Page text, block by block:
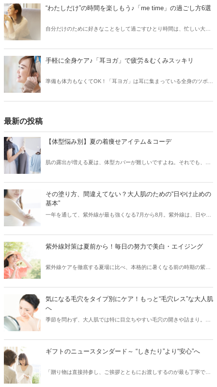
資格・おすすめの資格をご紹介します。
“わたしだけ”の時間を楽しもう♪「me time」の過ごし方6選
自分だけのために好きなことをして過ごすひとり時間は、忙しい大人
タイム）」という言葉をご存じでしょうか？今回は、me timeの概要
と、おすすめのme timeの過ごし方を紹介します。
手軽に全身ケア♪「耳ヨガ」で疲労＆むくみスッキリ
準備も体力もなくてOK！「耳ヨガ」は耳に集まっている全身のツボ
健康法。まずは1分、今日から試してみて！
最新の投稿
【体型悩み別】夏の着痩せアイテム＆コーデ
肌の露出が増える夏は、体型カバーが難しいですよね。それでも、素
えを叶えることはできます！「二の腕がちょっと……」、「胸やお尻
の位置が下がってきた」などのお悩み別に、夏の着痩せコーデをご紹
介します。
その塗り方、間違えてない？大人肌のための“日やけ止めの
基本”
一年を通して、紫外線が最も強くなる7月から8月。紫外線は、日や
止めを塗っているから大丈夫！」と油断していませんか？実は、日や
け止めを正しく使えていないと、肌は無防備な状態と同じなんです！
紫外線対策は夏前から！毎日の努力で美白・エイジング
紫外線ケアを徹底する夏場に比べ、本格的に暑くなる前の時期の紫外
量は、夏になる前からどんどん増えはじめ、5月～8月にかけてピーク
に達するので、この時期の紫外線こそ要注意！また紫外線を浴びるこ
とでシミができてしまった部分は、シワのリスクにつながるなどの肌
ジングケアのためにも重要です。今回は、そんな大人の肌ケアには欠
気になる毛穴をタイプ別にケア！もっと“毛穴レス”な大人肌
へ
季節を問わず、大人肌では特に目立ちやすい毛穴の開きや詰まり。夏
れ、普段よりも毛穴が目立ちやすくなります。詰まった皮脂を放置し
てしまうと、皮脂が酸化し黒ずみの原因に。特に、40代以降の大人の
肌は、たるみ毛穴からシワになってしまう恐れも……。今回は、大人
介します。
ギフトのニュースタンダード～ “しきたり”より“安心”へ
「贈り物は直接持参し、ご挨拶とともにお渡しするのが最も丁寧で